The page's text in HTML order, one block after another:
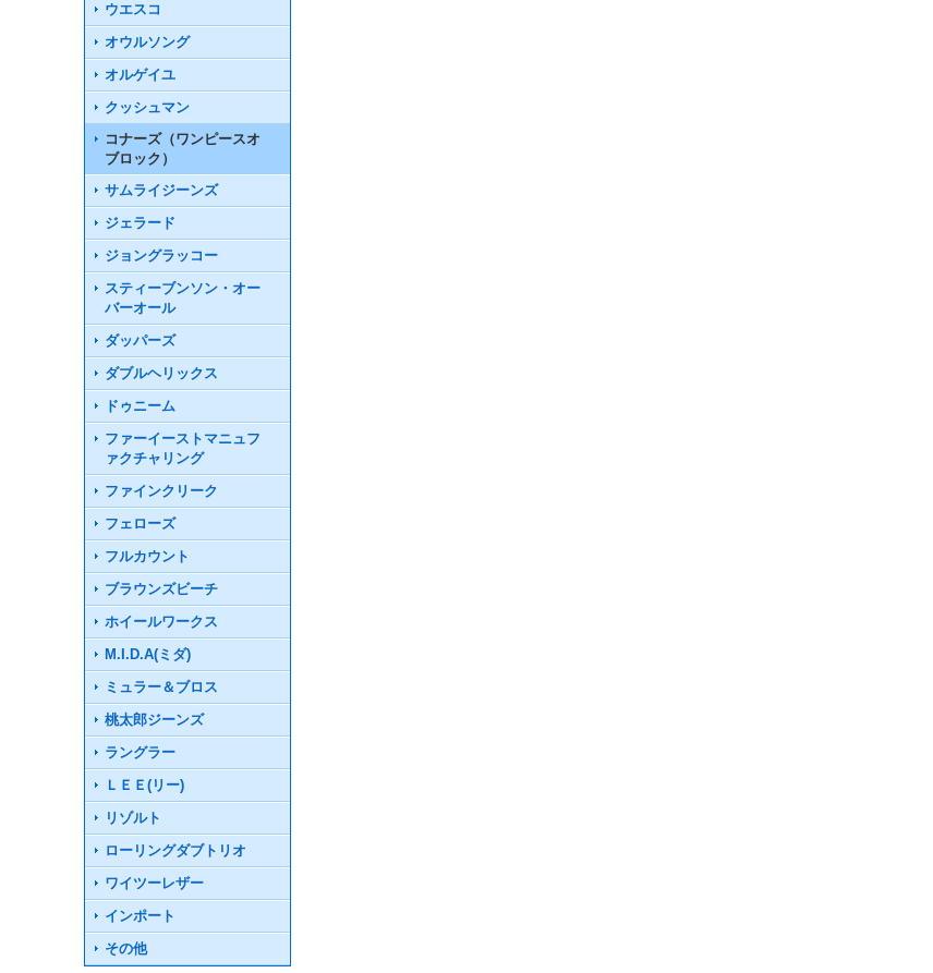
ウエスコ
オウルソング
オルゲイユ
クッシュマン
コナーズ（ワンピースオ
ブロック）
サムライジーンズ
ジェラード
ジョングラッコー
スティーブンソン・オー
バーオール
ダッパーズ
ダブルヘリックス
ドゥニーム
ファーイーストマニュフ
ァクチャリング
ファインクリーク
フェローズ
フルカウント
ブラウンズビーチ
ホイールワークス
M.I.D.A(ミダ)
ミュラー＆ブロス
桃太郎ジーンズ
ラングラー
ＬＥＥ(リー)
リゾルト
ローリングダブトリオ
ワイツーレザー
インポート
その他